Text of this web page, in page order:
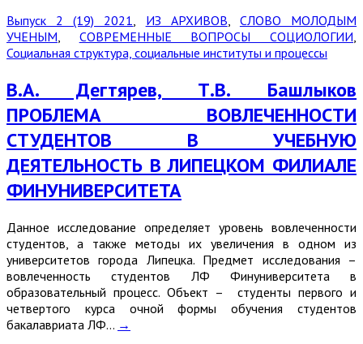
Выпуск 2 (19) 2021
ИЗ АРХИВОВ
СЛОВО МОЛОДЫМ
УЧЕНЫМ
СОВРЕМЕННЫЕ ВОПРОСЫ СОЦИОЛОГИИ
Социальная структура, социальные институты и процессы
В.А. Дегтярев, Т.В. Башлыков
ПРОБЛЕМА ВОВЛЕЧЕННОСТИ
СТУДЕНТОВ В УЧЕБНУЮ
ДЕЯТЕЛЬНОСТЬ В ЛИПЕЦКОМ ФИЛИАЛЕ
ФИНУНИВЕРСИТЕТА
Данное исследование определяет уровень вовлеченности
студентов, а также методы их увеличения в одном из
университетов города Липецка. Предмет исследования –
вовлеченность студентов ЛФ Финуниверситета в
образовательный процесс. Объект – студенты первого и
четвертого курса очной формы обучения студентов
бакалавриата ЛФ… →